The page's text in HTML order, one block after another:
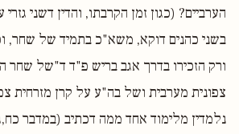
הערביים? (כגון זמן הקרבתו, והדין דשני
בשני כהנים דוקא, משא"כ בתמיד של שחר,
ורק הזכירו בדרך אגב בריש פ"ד ד"של שחר
צפונית מערבית ושל בה"ע על קרן מזרחית
נלמדין מלימוד אחד ממה דכתיב (במדבר